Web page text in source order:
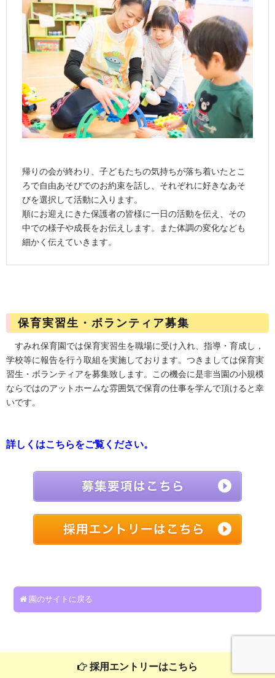
帰りの会が終わり、子どもたちの気持ちが落ち着いたとこ
ろで自由あそびでのお約束を話し、それぞれに好きなあそ
びを選択して活動に入ります。
順にお迎えにきた保護者の皆様に一日の活動を伝え、その
中での様子や成長をお伝えします。また体調の変化なども
細かく伝えていきます。
保育実習生・ボランティア募集
すみれ保育園では保育実習生を職場に受け入れ、指導・育成し，
学校等に報告を行う取組を実施しております。つきましては保育実
習生・ボランティアを募集致します。この機会に是非当園の小規模
ならではのアットホームな雰囲気で保育の仕事を学んで頂けると幸
いです。
詳しくはこちらをご覧ください。
園のサイトに戻る
採用エントリーはこちら